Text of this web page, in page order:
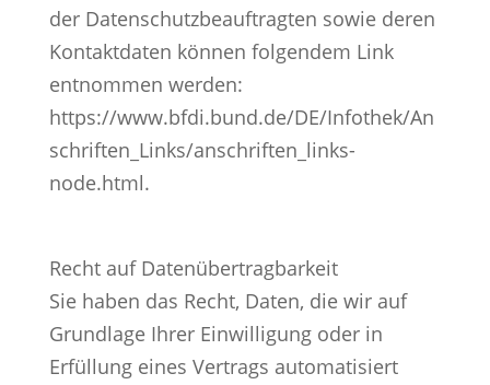
der Datenschutzbeauftragten sowie deren
Kontaktdaten können folgendem Link
entnommen werden:
https://www.bfdi.bund.de/DE/Infothek/An
schriften_Links/anschriften_links-
node.html.
Recht auf Datenübertragbarkeit
Sie haben das Recht, Daten, die wir auf
Grundlage Ihrer Einwilligung oder in
Erfüllung eines Vertrags automatisiert